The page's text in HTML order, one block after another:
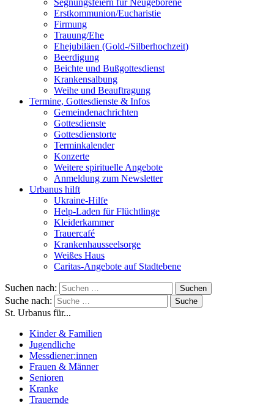
Erstkommunion/Eucharistie
Firmung
Trauung/Ehe
Ehejubiläen (Gold-/Silberhochzeit)
Beerdigung
Beichte und Bußgottesdienst
Krankensalbung
Weihe und Beauftragung
Termine, Gottesdienste & Infos
Gemeindenachrichten
Gottesdienste
Gottesdienstorte
Terminkalender
Konzerte
Weitere spirituelle Angebote
Anmeldung zum Newsletter
Urbanus hilft
Ukraine-Hilfe
Help-Laden für Flüchtlinge
Kleiderkammer
Trauercafé
Krankenhausseelsorge
Weißes Haus
Caritas-Angebote auf Stadtebene
Suchen nach:
Suche nach:
St. Urbanus für...
Kinder & Familien
Jugendliche
Messdiener:innen
Frauen & Männer
Senioren
Kranke
Trauernde